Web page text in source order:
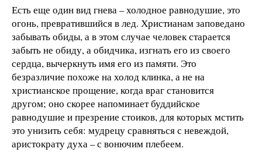
Есть еще один вид гнева – холодное равнодушие, это
огонь, превратившийся в лед. Христианам заповедано
забывать обиды, а в этом случае человек старается
забыть не обиду, а обидчика, изгнать его из своего
сердца, вычеркнуть имя его из памяти. Это
безразличие похоже на холод клинка, а не на
христианское прощение, когда враг становится
другом; оно скорее напоминает буддийское
равнодушие и презрение стоиков, для которых мстить
это унизить себя: мудрецу сравняться с невеждой,
аристократу духа – с вонючим плебеем.